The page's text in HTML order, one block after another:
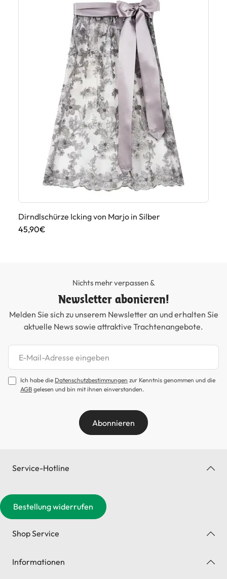
Dirndlschürze Icking von Marjo in Silber
45,90€
Nichts mehr verpassen &
Newsletter abonieren!
Melden Sie sich zu unserem Newsletter an und erhalten Sie
aktuelle News sowie attraktive Trachtenangebote.
Newsletter abonnieren
Ich habe die Datenschutzbestimmungen zur Kenntnis genommen und die
AGB gelesen und bin mit ihnen einverstanden.
Abonnieren
Service-Hotline
Bestellung widerrufen
Shop Service
Informationen